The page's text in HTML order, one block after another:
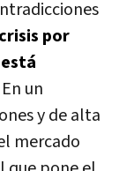
por
un
y de alta
mercado